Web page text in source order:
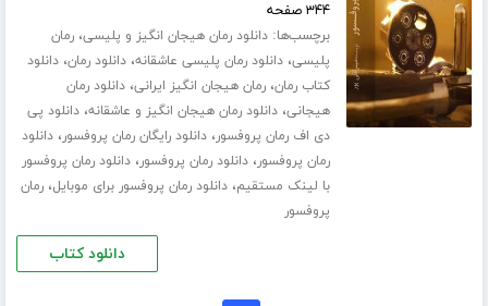
۳۴۴ صفحه
برچسب‌ها:دانلود رمان هیجان انگیز و پلیسی،رمان
پلیسی،دانلود رمان پلیسی عاشقانه،دانلود رمان،دانلود
کتاب رمان،رمان هیجان انگیز ایرانی،دانلود رمان
هیجانی،دانلود رمان هیجان انگیز و عاشقانه،دانلود پی
دی اف رمان پروفسور،دانلود رایگان رمان پروفسور،دانلود
رمان پروفسور،دانلود رمان پروفسور،دانلود رمان پروفسور
با لینک مستقیم،دانلود رمان پروفسور برای موبایل،رمان
پروفسور
دانلود کتاب